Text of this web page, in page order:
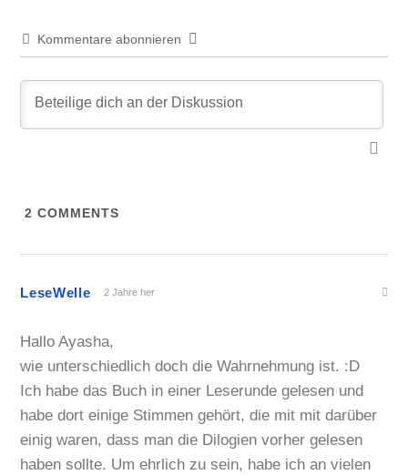
Kommentare abonnieren
2 COMMENTS
LeseWelle 2 Jahre her
Hallo Ayasha,
wie unterschiedlich doch die Wahrnehmung ist. :D
Ich habe das Buch in einer Leserunde gelesen und
habe dort einige Stimmen gehört, die mit mit darüber
einig waren, dass man die Dilogien vorher gelesen
haben sollte. Um ehrlich zu sein, habe ich an vielen